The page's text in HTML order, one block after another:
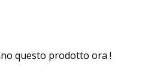
questo prodotto ora !